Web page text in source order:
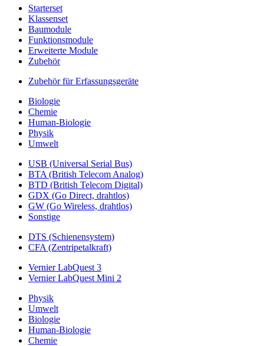
Starterset
Klassenset
Baumodule
Funktionsmodule
Erweiterte Module
Zubehör
Zubehör für Erfassungsgeräte
Biologie
Chemie
Human-Biologie
Physik
Umwelt
USB (Universal Serial Bus)
BTA (British Telecom Analog)
BTD (British Telecom Digital)
GDX (Go Direct, drahtlos)
GW (Go Wireless, drahtlos)
Sonstige
DTS (Schienensystem)
CFA (Zentripetalkraft)
Vernier LabQuest 3
Vernier LabQuest Mini 2
Physik
Umwelt
Biologie
Human-Biologie
Chemie